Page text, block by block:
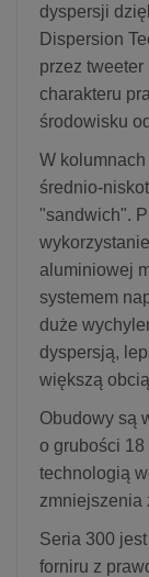
dyspersji
Dispersion
przez tweeter
charakteru
środowisku
W kolumnach
średnio-
"sandwich".
aluminiowej
systemem
duże
dyspersją,
większą
Obudowy są
o grubości 18
technologią
zmniejszenia
Seria 300
forniru z